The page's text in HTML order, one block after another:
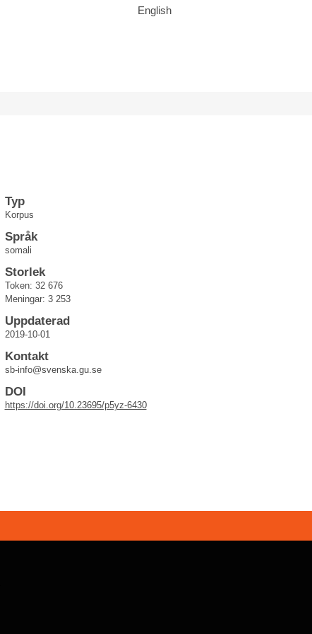
English
Typ
Korpus
Språk
somali
Storlek
Token: 32 676
Meningar: 3 253
Uppdaterad
2019-10-01
Kontakt
sb-info@svenska.gu.se
DOI
https://doi.org/10.23695/p5yz-6430